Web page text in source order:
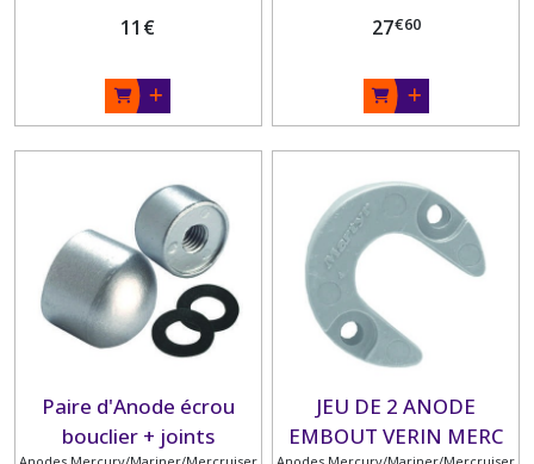
11 € 27€60
Paire d'Anode écrou
bouclier + joints
Anodes Mercury/Mariner/Mercruiser
JEU DE 2 ANODE
EMBOUT VERIN MERC
Anodes Mercury/Mariner/Mercruiser